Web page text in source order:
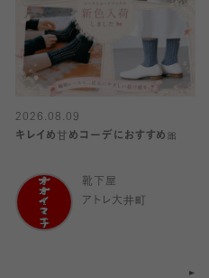
2026.08.09
キレイめ甘めコーデにおすすめ🎀
靴下屋
アトレ大井町